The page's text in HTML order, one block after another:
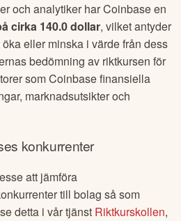
och analytiker harCoinbaseen
cirka 140.0 dollar, vilket antyder
eller minska i värde från dess
bedömning av riktkursen för
somCoinbasefinansiella
marknadsutsikter och
s konkurrenter
att jämföra
till bolag så som
detta i vår tjänst Riktkurskollen,